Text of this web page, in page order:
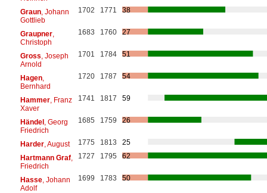
Graun, Johann
Gottlieb
1702 1771 38
Graupner,
Christoph
1683 1760 27
Gross , Joseph
Arnold
1701 1784 51
Hagen,
Bernhard
1720 1787 54
Hammer, Franz
Xaver
1741 1817 59
Händel, Georg
Friedrich
1685 1759 26
Harder, August 1775 1813
25
Hartmann Graf,
Friedrich
1727 1795 62
Hasse, Johann
Adolf
1699 1783 50